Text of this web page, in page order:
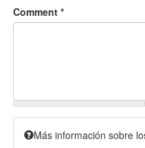
Comment *
Más información sobre